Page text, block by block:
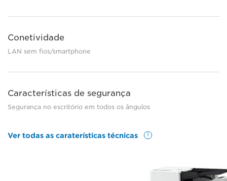
Conetividade
LAN sem fios/smartphone
Características de segurança
Segurança no escritório em todos os ângulos
Ver todas as caraterísticas técnicas